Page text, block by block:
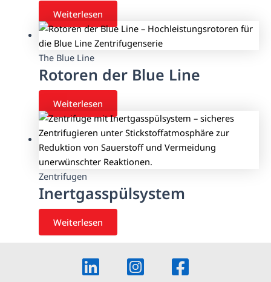
Weiterlesen
The Blue Line
Rotoren der Blue Line
Weiterlesen
Zentrifugen
Inertgasspülsystem
Weiterlesen